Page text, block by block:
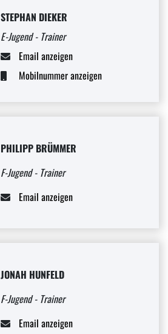
STEPHAN DIEKER
E-Jugend - Trainer
Email anzeigen
Mobilnummer anzeigen
PHILIPP BRÜMMER
F-Jugend - Trainer
Email anzeigen
JONAH HUNFELD
F-Jugend - Trainer
Email anzeigen